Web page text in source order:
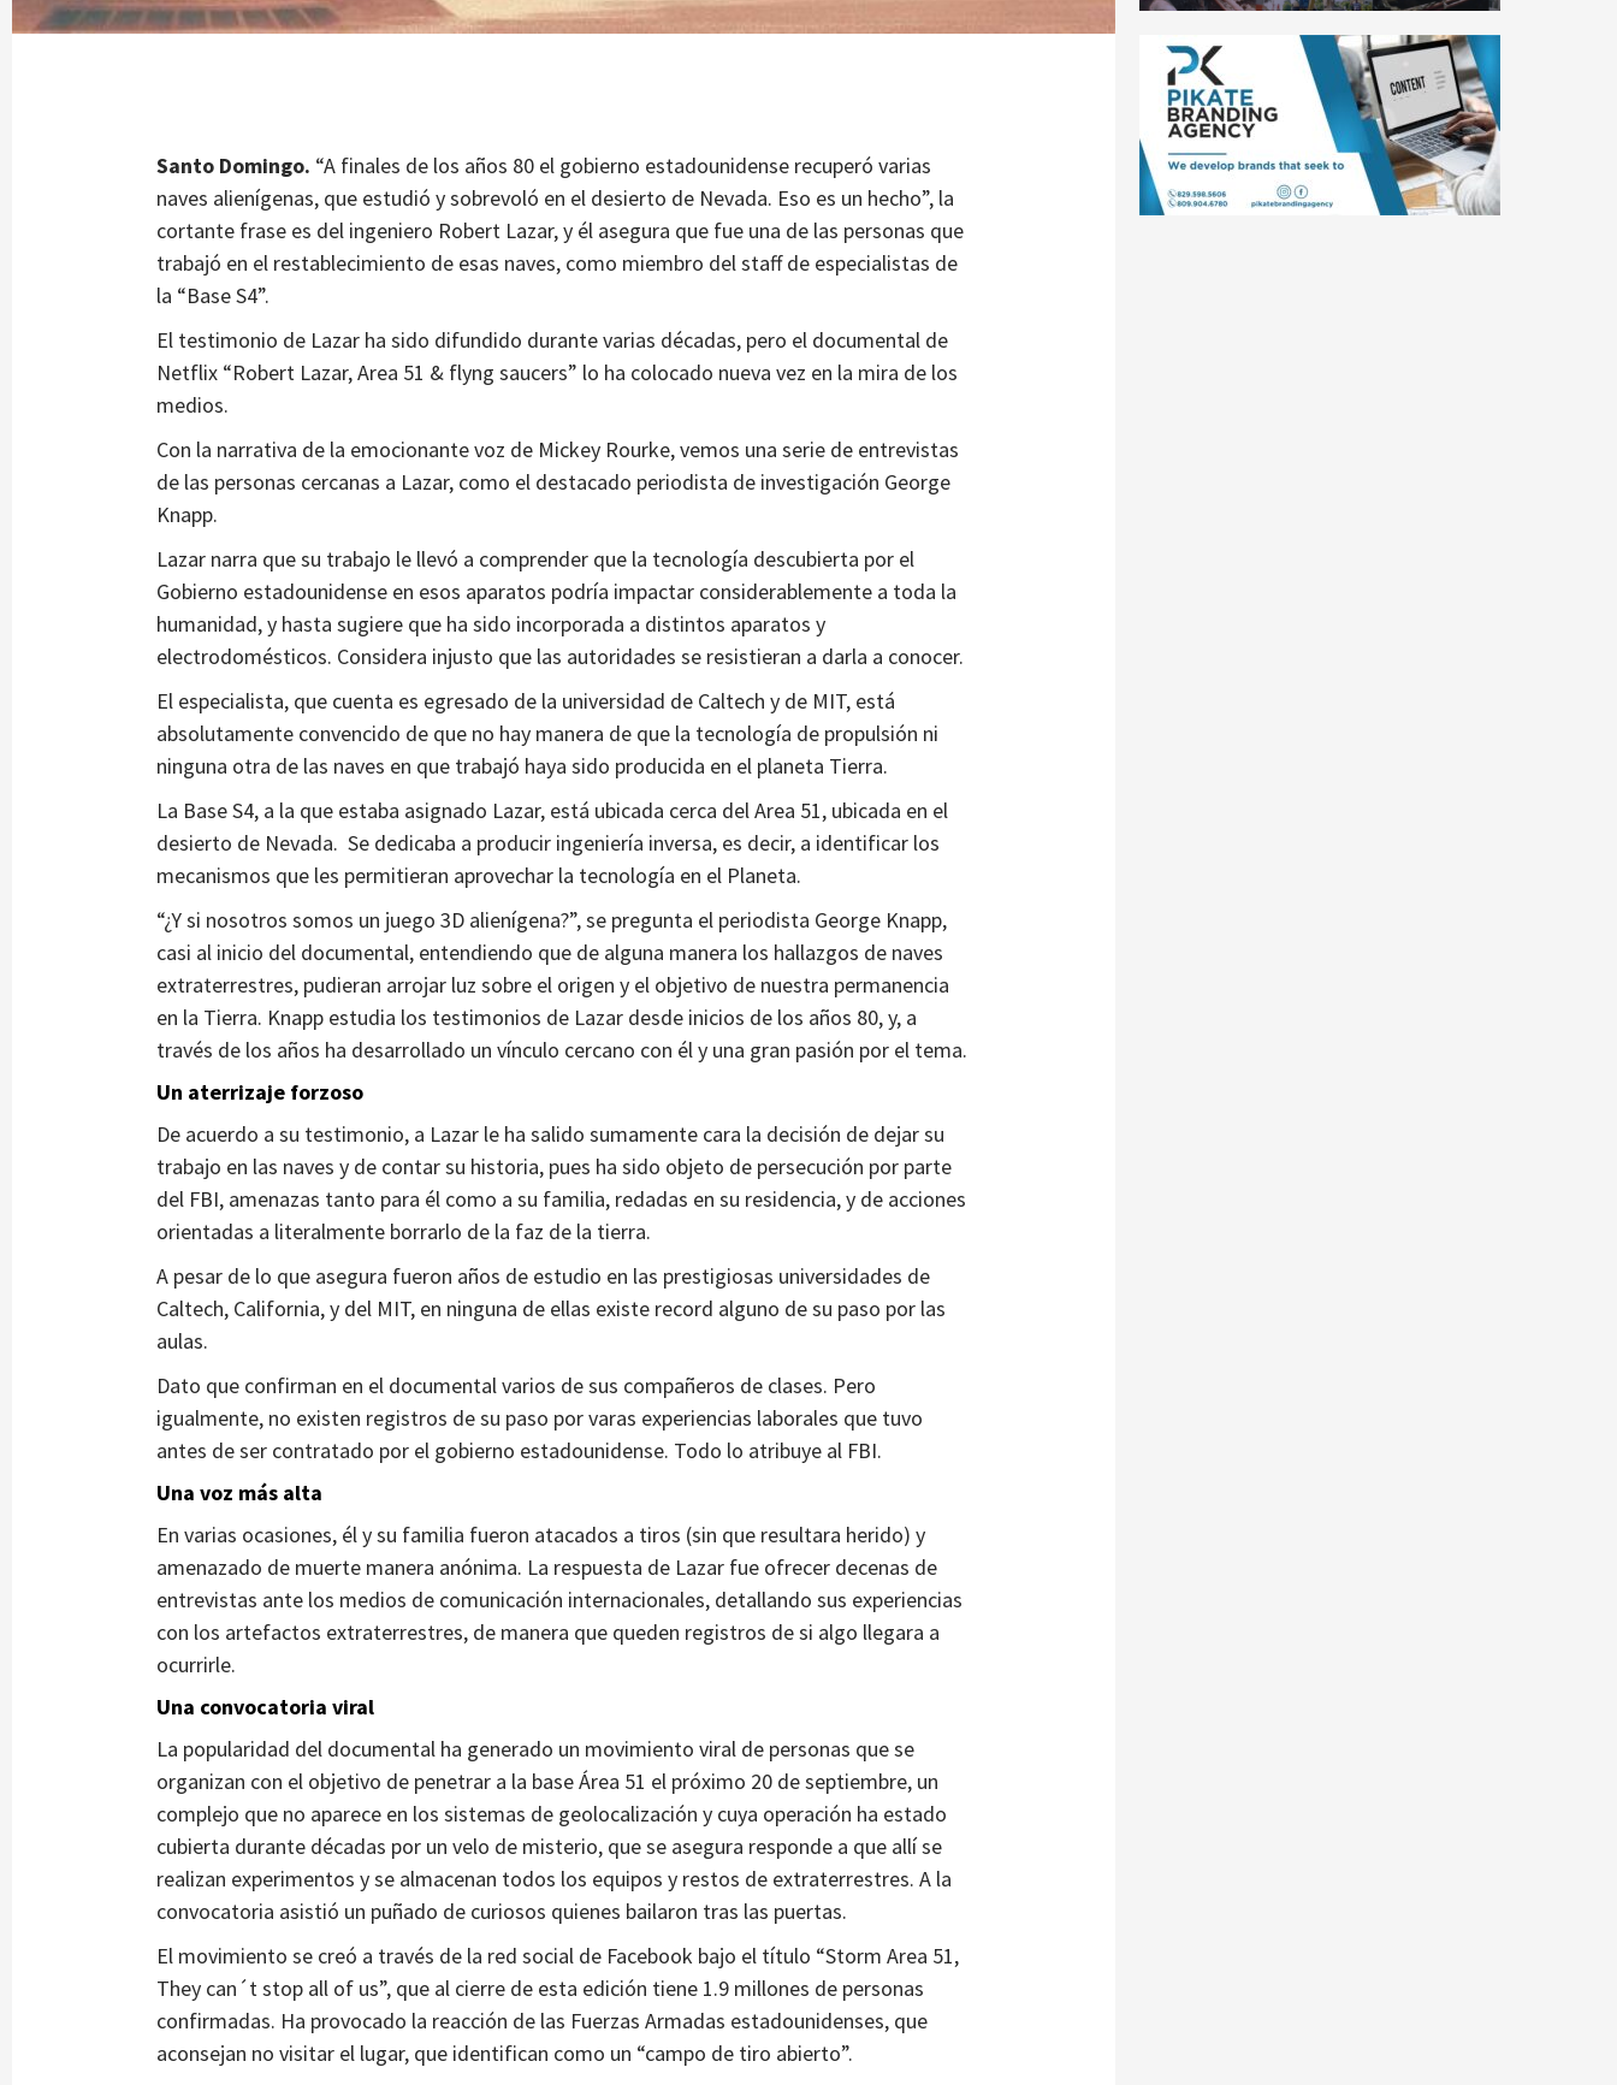
Santo Domingo. “A finales de los años 80 el gobierno estadounidense recuperó varias
naves alienígenas, que estudió y sobrevoló en el desierto de Nevada. Eso es un hecho”, la
cortante frase es del ingeniero Robert Lazar, y él asegura que fue una de las personas que
trabajó en el restablecimiento de esas naves, como miembro del staff de especialistas de
la “Base S4”.
El testimonio de Lazar ha sido difundido durante varias décadas, pero el documental de
Netflix “Robert Lazar, Area 51 & flyng saucers” lo ha colocado nueva vez en la mira de los
medios.
Con la narrativa de la emocionante voz de Mickey Rourke, vemos una serie de entrevistas
de las personas cercanas a Lazar, como el destacado periodista de investigación George
Knapp.
Lazar narra que su trabajo le llevó a comprender que la tecnología descubierta por el
Gobierno estadounidense en esos aparatos podría impactar considerablemente a toda la
humanidad, y hasta sugiere que ha sido incorporada a distintos aparatos y
electrodomésticos. Considera injusto que las autoridades se resistieran a darla a conocer.
El especialista, que cuenta es egresado de la universidad de Caltech y de MIT, está
absolutamente convencido de que no hay manera de que la tecnología de propulsión ni
ninguna otra de las naves en que trabajó haya sido producida en el planeta Tierra.
La Base S4, a la que estaba asignado Lazar, está ubicada cerca del Area 51, ubicada en el
desierto de Nevada. Se dedicaba a producir ingeniería inversa, es decir, a identificar los
mecanismos que les permitieran aprovechar la tecnología en el Planeta.
“¿Y si nosotros somos un juego 3D alienígena?”, se pregunta el periodista George Knapp,
casi al inicio del documental, entendiendo que de alguna manera los hallazgos de naves
extraterrestres, pudieran arrojar luz sobre el origen y el objetivo de nuestra permanencia
en la Tierra. Knapp estudia los testimonios de Lazar desde inicios de los años 80, y, a
través de los años ha desarrollado un vínculo cercano con él y una gran pasión por el tema.
Un aterrizaje forzoso
De acuerdo a su testimonio, a Lazar le ha salido sumamente cara la decisión de dejar su
trabajo en las naves y de contar su historia, pues ha sido objeto de persecución por parte
del FBI, amenazas tanto para él como a su familia, redadas en su residencia, y de acciones
orientadas a literalmente borrarlo de la faz de la tierra.
A pesar de lo que asegura fueron años de estudio en las prestigiosas universidades de
Caltech, California, y del MIT, en ninguna de ellas existe record alguno de su paso por las
aulas.
Dato que confirman en el documental varios de sus compañeros de clases. Pero
igualmente, no existen registros de su paso por varas experiencias laborales que tuvo
antes de ser contratado por el gobierno estadounidense. Todo lo atribuye al FBI.
Una voz más alta
En varias ocasiones, él y su familia fueron atacados a tiros (sin que resultara herido) y
amenazado de muerte manera anónima. La respuesta de Lazar fue ofrecer decenas de
entrevistas ante los medios de comunicación internacionales, detallando sus experiencias
con los artefactos extraterrestres, de manera que queden registros de si algo llegara a
ocurrirle.
Una convocatoria viral
La popularidad del documental ha generado un movimiento viral de personas que se
organizan con el objetivo de penetrar a la base Área 51 el próximo 20 de septiembre, un
complejo que no aparece en los sistemas de geolocalización y cuya operación ha estado
cubierta durante décadas por un velo de misterio, que se asegura responde a que allí se
realizan experimentos y se almacenan todos los equipos y restos de extraterrestres. A la
convocatoria asistió un puñado de curiosos quienes bailaron tras las puertas.
El movimiento se creó a través de la red social de Facebook bajo el título “Storm Area 51,
They can´t stop all of us”, que al cierre de esta edición tiene 1.9 millones de personas
confirmadas. Ha provocado la reacción de las Fuerzas Armadas estadounidenses, que
aconsejan no visitar el lugar, que identifican como un “campo de tiro abierto”.